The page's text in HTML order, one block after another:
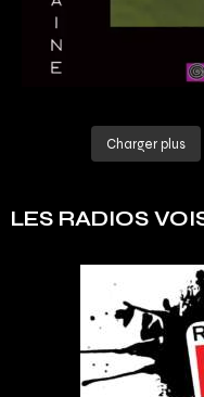
Charger plus
LES RADIOS